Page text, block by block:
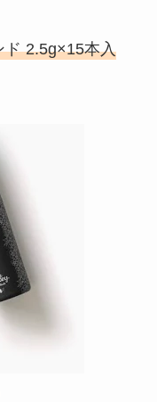
ド 2.5g×15本入